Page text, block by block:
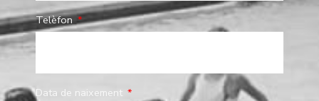
Telèfon
Data de naixement